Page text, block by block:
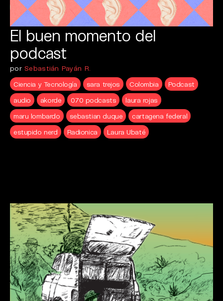
El buen momento del
podcast
porSebastián Payán R.
Ciencia y Tecnología
sara trejos Colombia
Podcast
audio
akorde 070 podcasts
laura rojas
maru lombardo
sebastian duque
cartagena federal
estupido nerd
Radionica Laura Ubaté